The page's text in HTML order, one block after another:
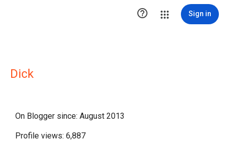
 Sign in
Dick
On Blogger since: August 2013
Profile views: 6,887